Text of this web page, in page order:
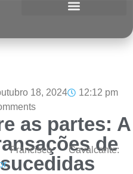
18, 2024
12:12 pm
as partes: A
de
Cavalcante: